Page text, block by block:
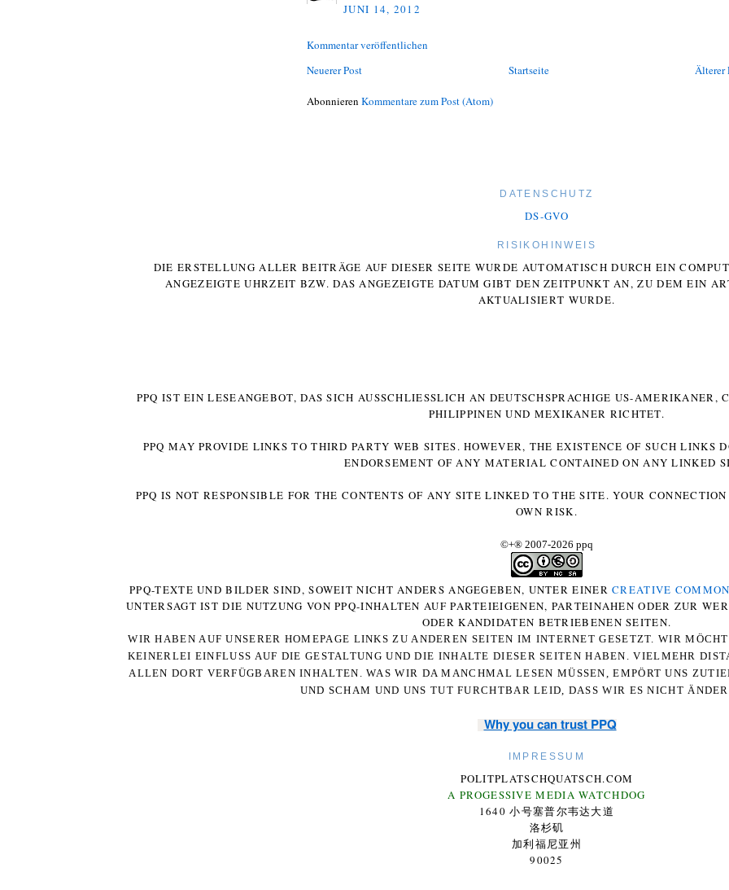
JUNI 14, 2012
Kommentar veröffentlichen
Neuerer Post
Älterer
Startseite
Abonnieren Kommentare zum Post (Atom)
DATENSCHUTZ
DS-GVO
RISIKOHINWEIS
DIE ERSTELLUNG ALLER BEITRÄGE AUF DIESER SEITE WURDE AUTOMATISCH DURCH EIN
ANGEZEIGTE UHRZEIT BZW. DAS ANGEZEIGTE DATUM GIBT DEN ZEITPUNKT AN, ZU DEM EIN
AKTUALISIERT WURDE.
PPQ IST EIN LESEANGEBOT, DAS SICH AUSSCHLIESSLICH AN DEUTSCHSPRACHIGE US-AMERIKANER,
HILIPPINEN UND MEXIKANER RICHTET.
PPQ MAY PROVIDE LINKS TO THIRD PARTY WEB SITES. HOWEVER, THE EXISTENCE OF SUCH LINKS
ENDORSEMENT OF ANY MATERIAL CONTAINED ON ANY LINKED
PPQ IS NOT RESPONSIBLE FOR THE CONTENTS OF ANY SITE LINKED TO THE SITE. YOUR
OWN RISK.
©+® 2007-2026 ppq
PPQ-TEXTE UND BILDER SIND, SOWEIT NICHT ANDERS ANGEGEBEN, UNTER EINERCREATIVE
UNTERSAGT IST DIE NUTZUNG VON PPQ-INHALTEN AUF PARTEIEIGENEN, PARTEINAHEN ODER ZUR
ODER KANDIDATEN BETRIEBENEN SEITEN.
WIR HABEN AUF UNSERER HOMEPAGE LINKS ZU ANDEREN SEITEN IM INTERNET GESETZT. WIR
KEINERLEI EINFLUSS AUF DIE GESTALTUNG UND DIE INHALTE DIESER SEITEN HABEN. VIELMEHR
ALLEN DORT VERFÜGBAREN INHALTEN. WAS WIR DA MANCHMAL LESEN MÜSSEN, EMPÖRT UNS
UND SCHAM UND UNS TUT FURCHTBAR LEID, DASS WIR ES NICHT
Why you can trust PPQ
IMPRESSUM
POLITPLATSCHQUATSCH.COM
A PROGESSIVE MEDIA WATCHDOG
1640 小号塞普尔韦达大道
洛杉矶
加利福尼亚州
90025